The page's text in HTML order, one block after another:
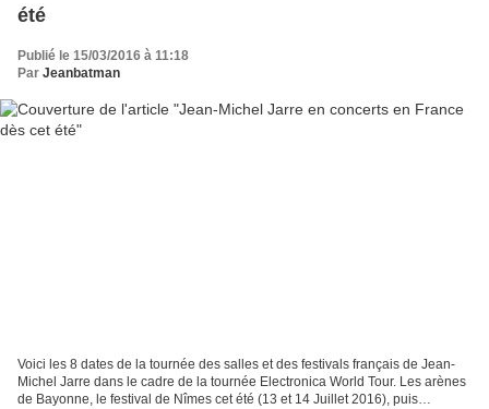
été
Publié le 15/03/2016 à 11:18
Par Jeanbatman
Voici les 8 dates de la tournée des salles et des festivals français de Jean-
Michel Jarre dans le cadre de la tournée Electronica World Tour. Les arènes
de Bayonne, le festival de Nîmes cet été (13 et 14 Juillet 2016), puis